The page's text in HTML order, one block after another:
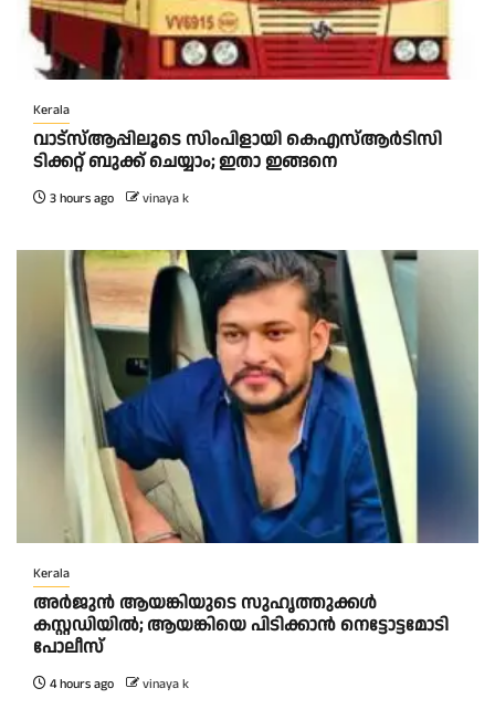
Kerala
വാട്‌സ്ആപ്പിലൂടെ സിംപിളായി കെഎസ്ആര്‍ടിസി
ടിക്കറ്റ് ബുക്ക് ചെയ്യാം; ഇതാ ഇങ്ങനെ
3 hours ago vinaya k
Kerala
അർജുൻ ആയങ്കിയുടെ സുഹൃത്തുക്കൾ
കസ്റ്റഡിയിൽ; ആയങ്കിയെ പിടിക്കാൻ നെട്ടോട്ടമോടി
പോലീസ്
4 hours ago vinaya k